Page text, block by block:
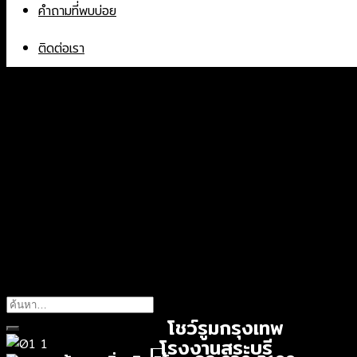
คำถามที่พบบ่อย
ติดต่อเรา
โชว์รูมกรุงเทพ
โรงงานสระบุรี